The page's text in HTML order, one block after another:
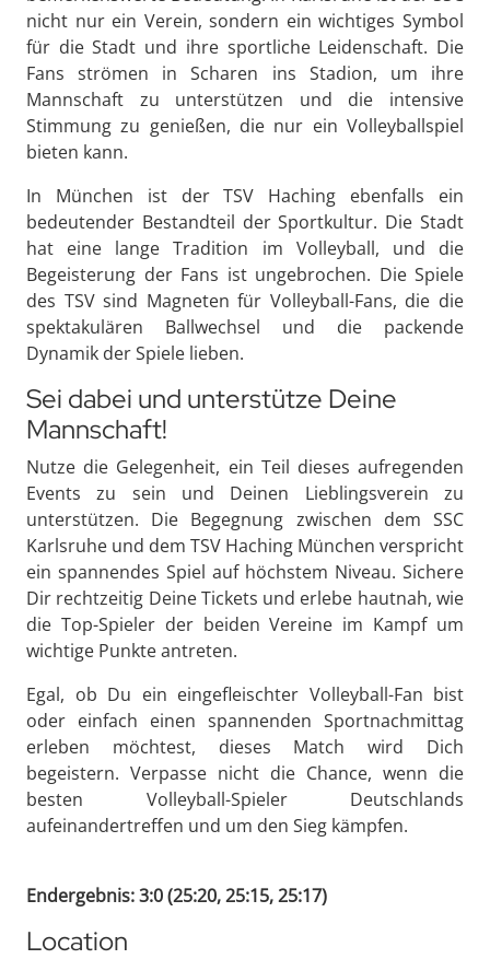
nicht nur ein Verein, sondern ein wichtiges Symbol
für die Stadt und ihre sportliche Leidenschaft. Die
Fans strömen in Scharen ins Stadion, um ihre
Mannschaft zu unterstützen und die intensive
Stimmung zu genießen, die nur ein Volleyballspiel
bieten kann.
In München ist der TSV Haching ebenfalls ein
bedeutender Bestandteil der Sportkultur. Die Stadt
hat eine lange Tradition im Volleyball, und die
Begeisterung der Fans ist ungebrochen. Die Spiele
des TSV sind Magneten für Volleyball-Fans, die die
spektakulären Ballwechsel und die packende
Dynamik der Spiele lieben.
Sei dabei und unterstütze Deine
Mannschaft!
Nutze die Gelegenheit, ein Teil dieses aufregenden
Events zu sein und Deinen Lieblingsverein zu
unterstützen. Die Begegnung zwischen dem SSC
Karlsruhe und dem TSV Haching München verspricht
ein spannendes Spiel auf höchstem Niveau. Sichere
Dir rechtzeitig Deine Tickets und erlebe hautnah, wie
die Top-Spieler der beiden Vereine im Kampf um
wichtige Punkte antreten.
Egal, ob Du ein eingefleischter Volleyball-Fan bist
oder einfach einen spannenden Sportnachmittag
erleben möchtest, dieses Match wird Dich
begeistern. Verpasse nicht die Chance, wenn die
besten Volleyball-Spieler Deutschlands
aufeinandertreffen und um den Sieg kämpfen.
Endergebnis: 3:0 (25:20, 25:15, 25:17)
Location